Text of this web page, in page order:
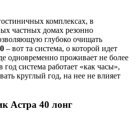
комплексах, в
частных домах резонно
глубоко очищать
– вот та система, о которой идет
одновременно проживает не более
год система работает «как часы»,
круглый год, на нее не влияет
Астра 40 лонг